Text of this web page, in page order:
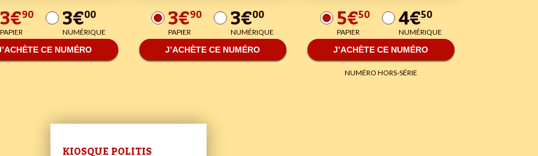
3€90
PAPIER 3€00
NUMÉRIQUE
CE NUMÉRO
3€90
PAPIER 3€00
NUMÉRIQUE
J’ACHÈTE CE NUMÉRO
5€50
PAPIER 4€50
NUMÉRIQUE
J’ACHÈTE CE NUMÉRO
NUMÉRO HORS-SÉRIE
KIOSQUE POLITIS